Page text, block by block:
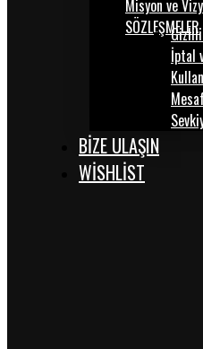
Misyon ve
SÖZLEŞMELER
İptal
BİZE ULAŞIN
WISHLIST